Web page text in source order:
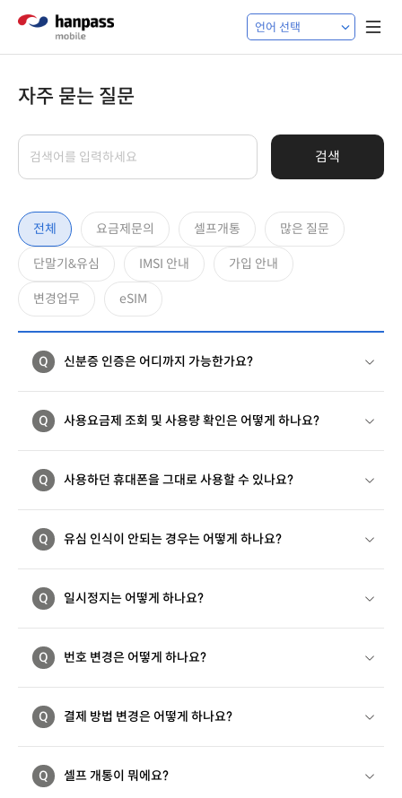
자주 묻는 질문
검색
전체 요금제문의 셀프개통 많은 질문
단말기&유심 IMSI 안내 가입 안내
변경업무 eSIM
Q 신분증 인증은 어디까지 가능한가요?
Q 사용요금제 조회 및 사용량 확인은 어떻게 하나요?
Q 사용하던 휴대폰을 그대로 사용할 수 있나요?
Q 유심 인식이 안되는 경우는 어떻게 하나요?
Q 일시정지는 어떻게 하나요?
Q 번호 변경은 어떻게 하나요?
Q 결제 방법 변경은 어떻게 하나요?
Q 셀프 개통이 뭐에요?